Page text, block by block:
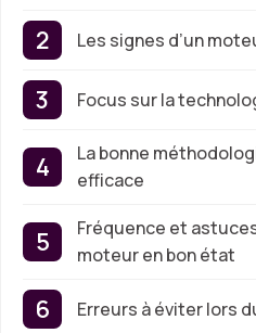
Les signes d’un
Focus sur la
La bonne
efficace
Fréquence et
moteur en bon état
Erreurs à éviter lors